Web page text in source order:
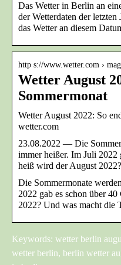
Das Wetter in Berlin an
der Wetterdaten der
das Wetter an diesem
http s://www.wetter.com ›
Wetter August
Sommermonat
Wetter August 2022: So
wetter.com
23.08.2022 — Die
immer heißer. Im Juli 2022
heiß wird der August 2022?
Die Sommermonate
2022 gab es schon über
2022? Und was macht die
Keywords: wetter berlin
wetter berlin, berlin wetter